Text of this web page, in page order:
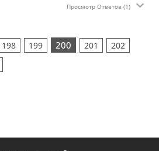
Просмотр Ответов(1)
198 199 200 201 202